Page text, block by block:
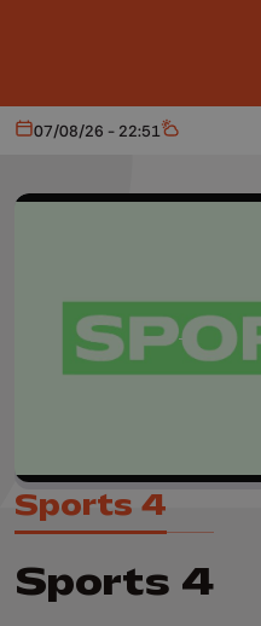
Aujourd'hui
07/08/26 - 22:51 Météo
Sports 4
Sports 4